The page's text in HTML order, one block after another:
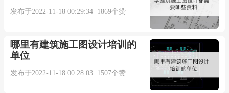
本内容部分来源于网络，谨供免费学习使用，如有侵权，可
以通过邮箱juexin@juexinw.com联系我们删除！
发布于2022-11-18 00:29:34 1869个赞
哪里有建筑施工图设计培训的
单位
发布于2022-11-18 00:28:03 1507个赞